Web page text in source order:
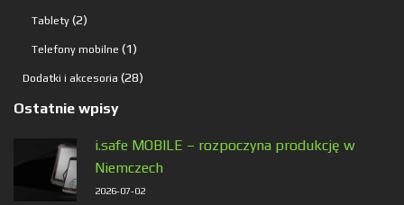
Tablety 22
produkty
Telefony mobilne 11
produkt
Dodatki i akcesoria 2828
Ostatnie wpisy
i.safe MOBILE – rozpoczyna produkcję w
Niemczech
2026-07-02